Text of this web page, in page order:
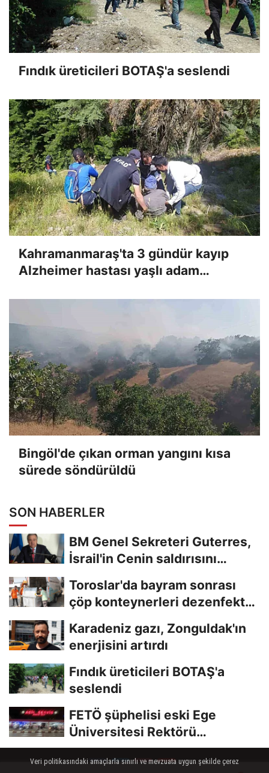
Fındık üreticileri BOTAŞ'a seslendi
Kahramanmaraş'ta 3 gündür kayıp
Alzheimer hastası yaşlı adam
Bingöl'de çıkan orman yangını kısa
sürede söndürüldü
SON HABERLER
BM Genel Sekreteri Guterres,
İsrail'in Cenin saldırısını
Toroslar'da bayram sonrası
çöp konteynerleri dezenfekte
Karadeniz gazı, Zonguldak'ın
enerjisini artırdı
Fındık üreticileri BOTAŞ'a
seslendi
FETÖ şüphelisi eski Ege
Üniversitesi Rektörü
Hoşcoşkun yakalandı
Veri politikasındaki amaçlarla sınırlı ve mevzuata uygun şekilde çerez